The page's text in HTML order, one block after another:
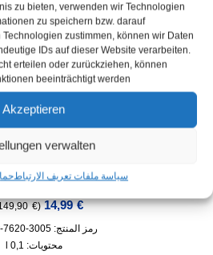
zu bieten, verwenden wir Technologien
zu speichern bzw. darauf
zustimmen, können wir Daten
IDs auf dieser Website verarbeiten.
erteilen oder zurückziehen, können
beeinträchtigt werden.
Akzeptieren
verwalten
سياسة ملفات تعريف الارتباط
النمط: مانع تسرب الجرانيت – 3005-
14,99 €
(
€
رمز المنتج: 3005-7620-muster
محتويات: 0,1